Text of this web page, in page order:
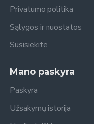
Privatumo politika
Sąlygos ir nuostatos
Susisiekite
Mano paskyra
Paskyra
Užsakymų istorija